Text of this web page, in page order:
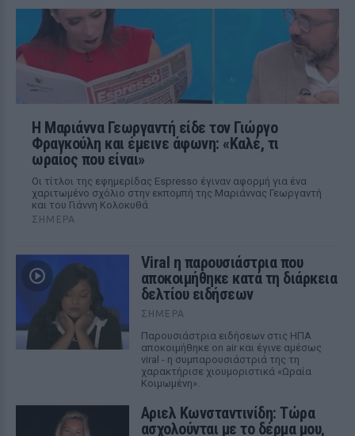
Η Μαριάννα Γεωργαντή είδε τον Γιώργο
Φραγκούλη και έμεινε άφωνη: «Καλέ, τι
ωραίος που είναι»
Οι τίτλοι της εφημερίδας Espresso έγιναν αφορμή για ένα
χαριτωμένο σχόλιο στην εκπομπή της Μαριάννας Γεωργαντή
και του Γιάννη Κολοκυθά
ΣΉΜΕΡΑ
Viral η παρουσιάστρια που
αποκοιμήθηκε κατά τη διάρκεια
δελτίου ειδήσεων
ΣΉΜΕΡΑ
Παρουσιάστρια ειδήσεων στις ΗΠΑ
αποκοιμήθηκε on air και έγινε αμέσως
viral - η συμπαρουσιάστριά της τη
χαρακτήρισε χιουμοριστικά «Ωραία
Κοιμωμένη».
Αριελ Κωνσταντινίδη: Τώρα
ασχολούνται με το δέρμα μου,